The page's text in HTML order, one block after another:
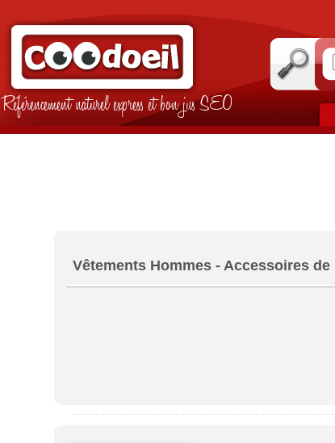
Référencement naturel express et bon jus SEO
Vêtements Hommes - Accessoires